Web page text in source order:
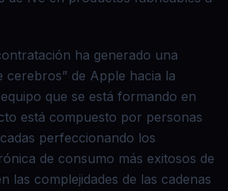
ha generado una
cerebros” de Apple hacia la
que se está formando en
está compuesto por personas
perfeccionando los
de consumo más exitosos de
las complejidades de las cadenas